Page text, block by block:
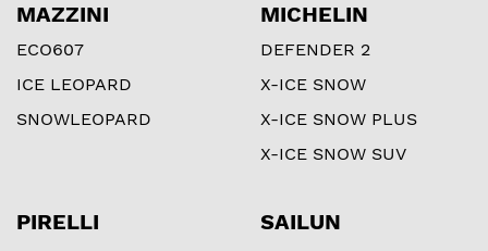
MAZZINI
ECO607
ICE LEOPARD
SNOWLEOPARD
MICHELIN
DEFENDER 2
X-ICE SNOW
X-ICE SNOW PLUS
X-ICE SNOW SUV
PIRELLI SAILUN